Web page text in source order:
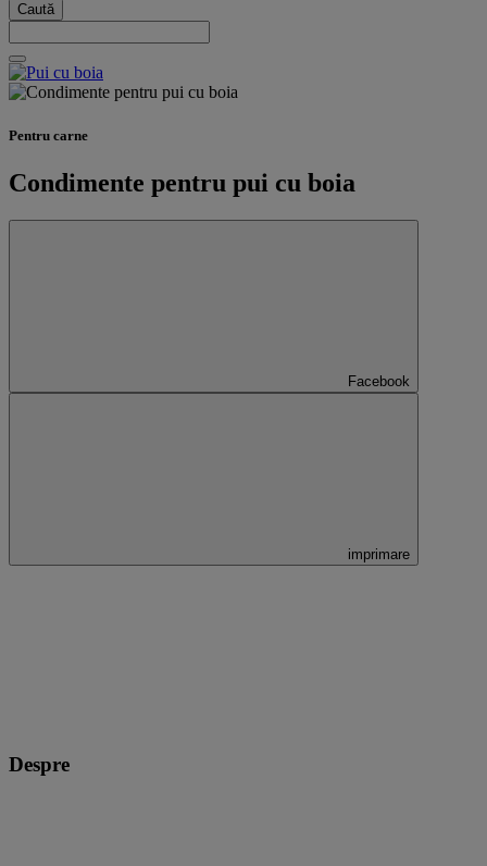
Caută
Pentru carne
Condimente pentru pui cu boia
Facebook
imprimare
Despre